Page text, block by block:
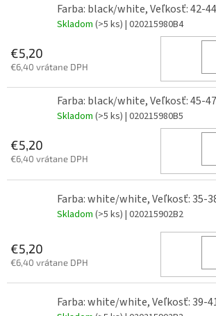
Farba: black/white, Veľkosť: 42-44
Skladom (>5 ks) | 020215980B4
€5,20
€6,40 vrátane DPH
Farba: black/white, Veľkosť: 45-47
Skladom (>5 ks) | 020215980B5
€5,20
€6,40 vrátane DPH
Farba: white/white, Veľkosť: 35-
Skladom (>5 ks) | 020215902B2
€5,20
€6,40 vrátane DPH
Farba: white/white, Veľkosť: 39-